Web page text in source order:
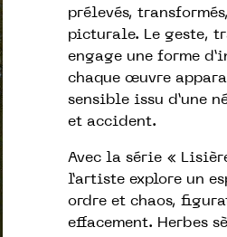
prélevés,
picturale. Le geste,
engage une forme
chaque œuvre
sensible issu d’une
et accident.
Avec la série «
l’artiste explore un
ordre et chaos,
effacement. Herbes